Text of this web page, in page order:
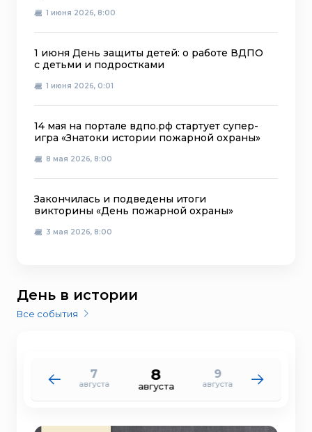
1 июня 2026, 8:00
1 июня День защиты детей: о работе ВДПО
с детьми и подростками
1 июня 2026, 0:01
14 мая на портале вдпо.рф стартует супер-
игра «Знатоки истории пожарной охраны»
8 мая 2026, 8:00
Закончилась и подведены итоги
викторины «День пожарной охраны»
3 мая 2026, 8:00
День в истории
Все события
7
августа
8
августа
9
августа